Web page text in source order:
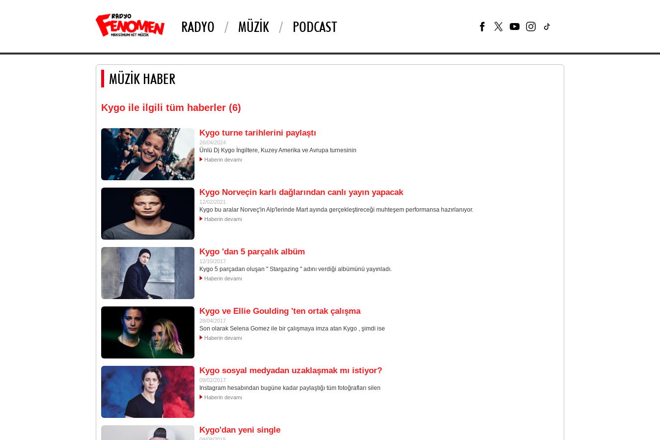
RADYO MÜZIK PODCAST
MÜZİK HABER
Kygo ile ilgili tüm haberler (6)
Kygo turne tarihlerini paylaştı
26/04/2024
Ünlü Dj Kygo İngiltere, Kuzey Amerika ve Avrupa turnesinin
Haberin devamı
Kygo Norveçin karlı dağlarından canlı yayın yapacak
12/02/2021
Kygo bu aralar Norveç'in Alp'lerinde Mart ayında gerçekleştireceği muhteşem performansa hazırlanıyor.
Haberin devamı
Kygo 'dan 5 parçalık albüm
12/10/2017
Kygo 5 parçadan oluşan " Stargazing " adını verdiği albümünü yayınladı.
Haberin devamı
Kygo ve Ellie Goulding 'ten ortak çalışma
28/04/2017
Son olarak Selena Gomez ile bir çalışmaya imza atan Kygo , şimdi ise
Haberin devamı
Kygo sosyal medyadan uzaklaşmak mı istiyor?
09/02/2017
Instagram hesabından bugüne kadar paylaştığı tüm fotoğrafları silen
Haberin devamı
Kygo'dan yeni single